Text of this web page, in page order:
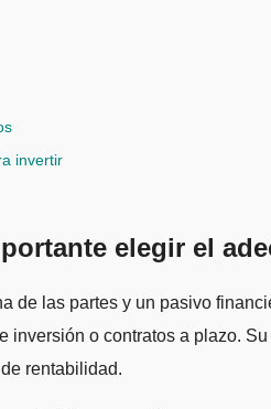
invertir
elegir el
de las partes y un pasivo
o contratos a plazo.
rentabilidad.